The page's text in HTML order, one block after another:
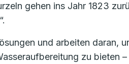
gehen ins Jahr 1823
und arbeiten daran,
zu bieten